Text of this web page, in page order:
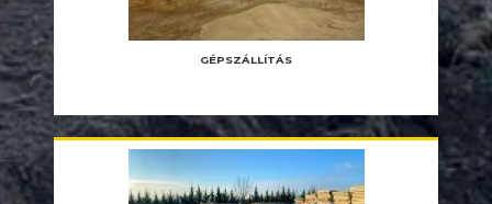
GÉPSZÁLLÍTÁS